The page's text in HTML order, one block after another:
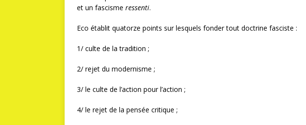
et un fascisme ressenti.
Eco établit quatorze points sur lesquels fonder tout doctrine fasciste :
1/ culte de la tradition ;
2/ rejet du modernisme ;
3/ le culte de l’action pour l’action ;
4/ le rejet de la pensée critique ;